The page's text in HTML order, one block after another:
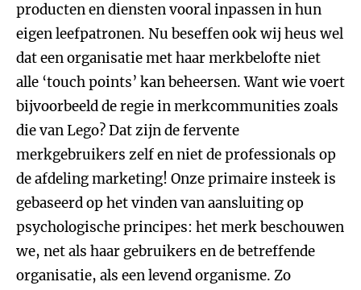
producten en diensten vooral inpassen in hun
eigen leefpatronen. Nu beseffen ook wij heus wel
dat een organisatie met haar merkbelofte niet
alle ‘touch points’ kan beheersen. Want wie voert
bijvoorbeeld de regie in merkcommunities zoals
die van Lego? Dat zijn de fervente
merkgebruikers zelf en niet de professionals op
de afdeling marketing! Onze primaire insteek is
gebaseerd op het vinden van aansluiting op
psychologische principes: het merk beschouwen
we, net als haar gebruikers en de betreffende
organisatie, als een levend organisme. Zo